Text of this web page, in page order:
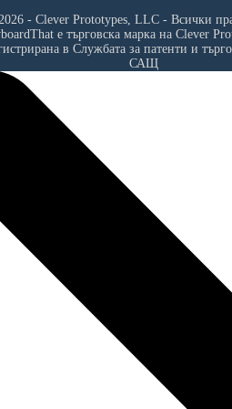
- Clever Prototypes, LLC - Всички
е търговска марка на Clever
в Службата за патенти и
САЩ